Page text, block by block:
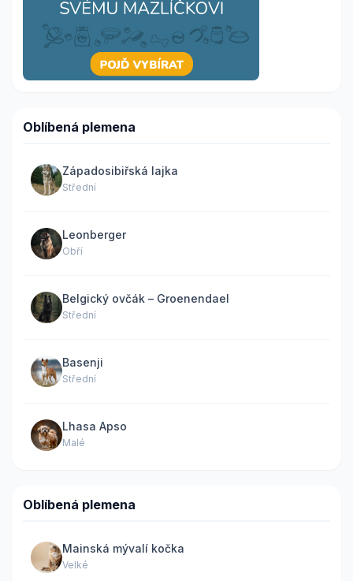
Oblíbená plemena
Západosibiřská lajka
Střední
Leonberger
Obří
Belgický ovčák – Groenendael
Střední
Basenji
Střední
Lhasa Apso
Malé
Oblíbená plemena
Mainská mývalí kočka
Velké